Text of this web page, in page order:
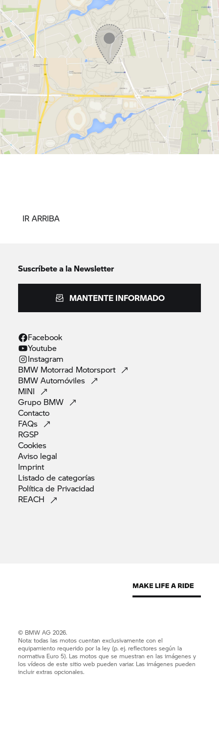
IR ARRIBA
Suscríbete a la Newsletter
MANTENTE INFORMADO
Facebook
Youtube
Instagram
BMW Motorrad Motorsport
BMWAutomóviles
MINI
Grupo BMW
Contacto
FAQs
RGSP
Cookies
Aviso legal
Imprint
Listado decategorías
Política de Privacidad
REACH
© BMW AG 2026.
Nota: todas las motos cuentan exclusivamente con el
equipamiento requerido por la ley (p. ej. reflectores según la
normativa Euro 5). Las motos que se muestran en las imágenes y
los vídeos de este sitio web pueden variar. Las imágenes pueden
incluir extras opcionales.